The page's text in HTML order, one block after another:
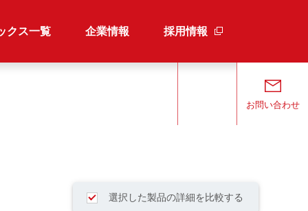
クス一覧 企業情報 採用情報
お問い合わせ
選択した製品の詳細を比較する